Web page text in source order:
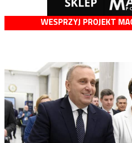
WESPRZYJ PROJEKT